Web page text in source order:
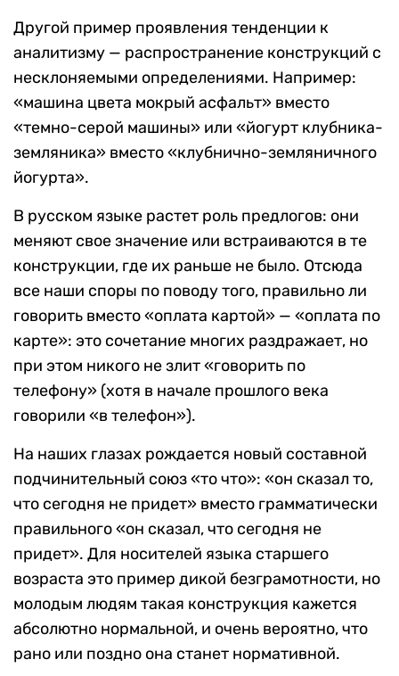
Другой пример проявления тенденции к
аналитизму — распространение конструкций с
несклоняемыми определениями. Например:
«машина цвета мокрый асфальт» вместо
«темно-серой машины» или «йогурт клубника-
земляника» вместо «клубнично-земляничного
йогурта».
В русском языке растет роль предлогов: они
меняют свое значение или встраиваются в те
конструкции, где их раньше не было. Отсюда
все наши споры по поводу того, правильно ли
говорить вместо «оплата картой» — «оплата по
карте»: это сочетание многих раздражает, но
при этом никого не злит «говорить по
телефону» (хотя в начале прошлого века
говорили «в телефон»).
На наших глазах рождается новый составной
подчинительный союз «то что»: «он сказал то,
что сегодня не придет» вместо грамматически
правильного «он сказал, что сегодня не
придет». Для носителей языка старшего
возраста это пример дикой безграмотности, но
молодым людям такая конструкция кажется
абсолютно нормальной, и очень вероятно, что
рано или поздно она станет нормативной.